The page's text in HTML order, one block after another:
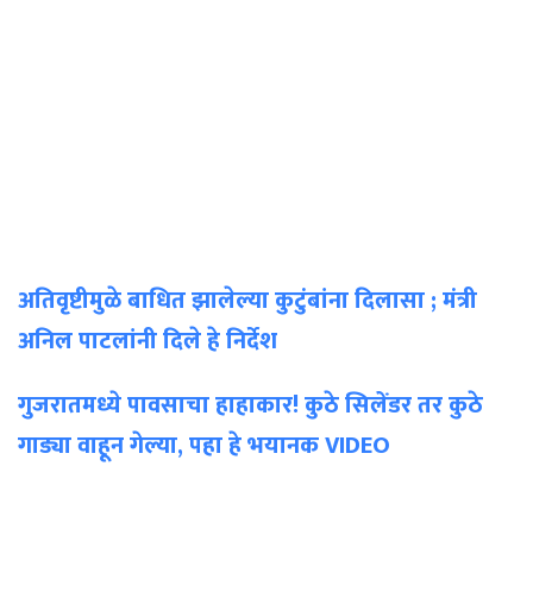
अतिवृष्टीमुळे बाधित झालेल्या कुटुंबांना दिलासा ; मंत्री
अनिल पाटलांनी दिले हे निर्देश
गुजरातमध्ये पावसाचा हाहाकार! कुठे सिलेंडर तर कुठे
गाड्या वाहून गेल्या, पहा हे भयानक VIDEO